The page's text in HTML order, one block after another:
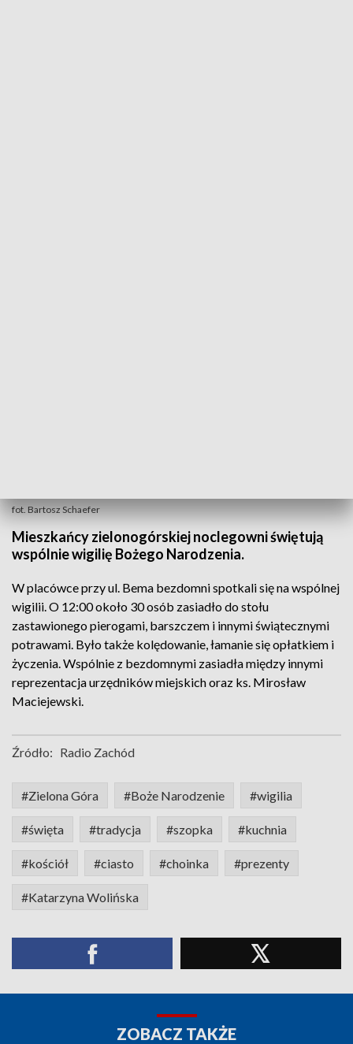
fot. Bartosz Schaefer
Mieszkańcy zielonogórskiej noclegowni świętują
wspólnie wigilię Bożego Narodzenia.
W placówce przy ul. Bema bezdomni spotkali się na wspólnej
wigilii. O 12:00 około 30 osób zasiadło do stołu
zastawionego pierogami, barszczem i innymi świątecznymi
potrawami. Było także kolędowanie, łamanie się opłatkiem i
życzenia. Wspólnie z bezdomnymi zasiadła między innymi
reprezentacja urzędników miejskich oraz ks. Mirosław
Maciejewski.
Źródło: Radio Zachód
#Zielona Góra #Boże Narodzenie #wigilia
#święta #tradycja #szopka #kuchnia
#kościół #ciasto #choinka #prezenty
#Katarzyna Wolińska
ZOBACZ TAKŻE